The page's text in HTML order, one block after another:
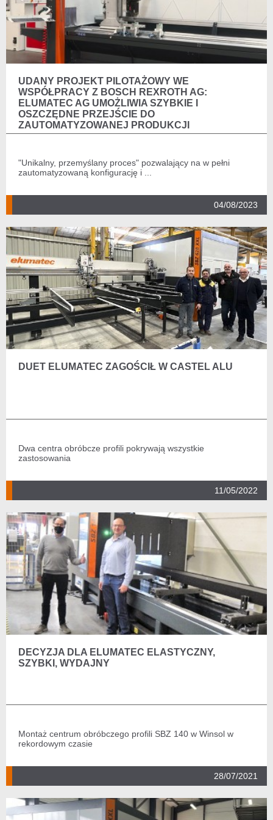
UDANY PROJEKT PILOTAŻOWY WE
WSPÓŁPRACY Z BOSCH REXROTH AG:
ELUMATEC AG UMOŻLIWIA SZYBKIE I
OSZCZĘDNE PRZEJŚCIE DO
ZAUTOMATYZOWANEJ PRODUKCJI
"Unikalny, przemyślany proces" pozwalający na w pełni
zautomatyzowaną konfigurację i ...
04/08/2023
DUET ELUMATEC ZAGOŚCIŁ W CASTEL ALU
Dwa centra obróbcze profili pokrywają wszystkie
zastosowania
11/05/2022
DECYZJA DLA ELUMATEC ELASTYCZNY,
SZYBKI, WYDAJNY
Montaż centrum obróbczego profili SBZ 140 w Winsol w
rekordowym czasie
28/07/2021